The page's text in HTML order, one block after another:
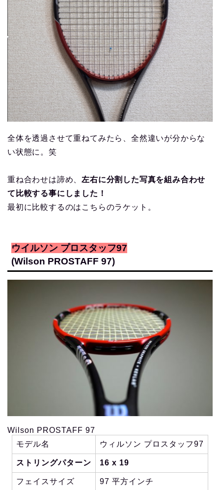
全体を透過させて重ねてみたら、全然違いが分からな
い状態に。笑
重ね合わせは諦め、左右に分割した写真を組み合わせ
て比較する事にしました！
最初に比較するのはこちらのラケット。
ウイルソン プロスタッフ97
(Wilson PROSTAFF 97)
Wilson PROSTAFF 97
モデル名
ウィルソン プロスタッフ97
ストリングパターン 16 x 19
フェイスサイズ 97 平方インチ